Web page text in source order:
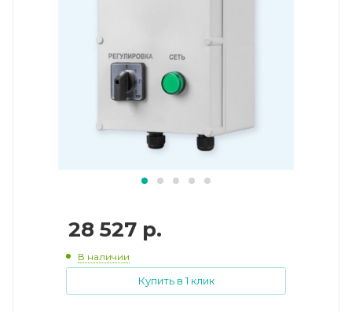
28 527 р.
В наличии
Купить в 1 клик